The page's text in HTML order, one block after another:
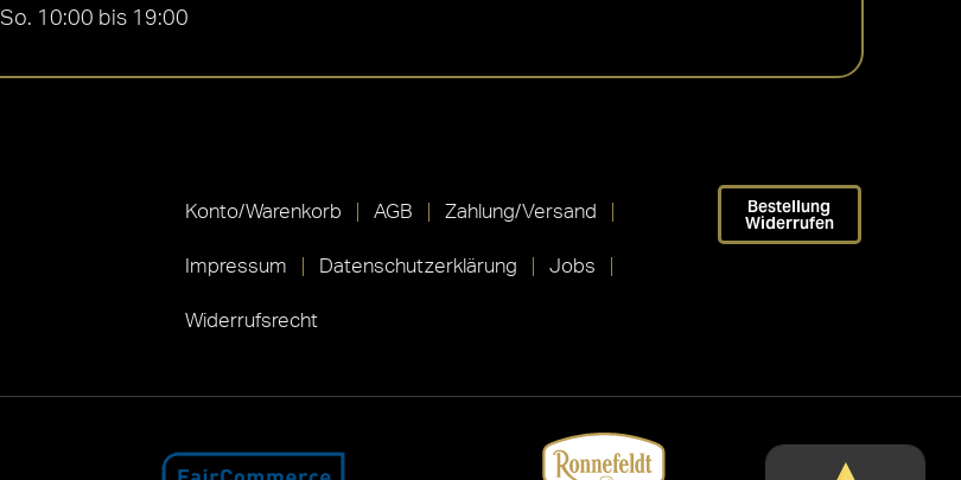
So. 10:00 bis 19:00
Konto/Warenkorb AGB Zahlung/Versand
Impressum Datenschutzerklärung Jobs
Widerrufsrecht
Bestellung
Widerrufen